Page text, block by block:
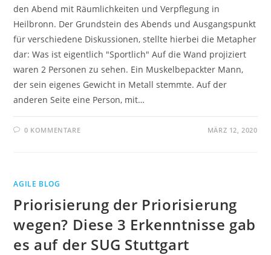
den Abend mit Räumlichkeiten und Verpflegung in
Heilbronn. Der Grundstein des Abends und Ausgangspunkt
für verschiedene Diskussionen, stellte hierbei die Metapher
dar: Was ist eigentlich "Sportlich" Auf die Wand projiziert
waren 2 Personen zu sehen. Ein Muskelbepackter Mann,
der sein eigenes Gewicht in Metall stemmte. Auf der
anderen Seite eine Person, mit…
0 KOMMENTARE MÄRZ 12, 2020
AGILE BLOG
Priorisierung der Priorisierung
wegen? Diese 3 Erkenntnisse gab
es auf der SUG Stuttgart